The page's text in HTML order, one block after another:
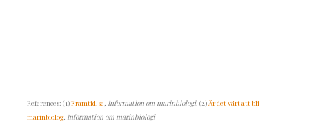
References: (1)Framtid.se, Information om marinbiologi, (2)Är det värt att bli
marinbiolog, Information om marinbiologi